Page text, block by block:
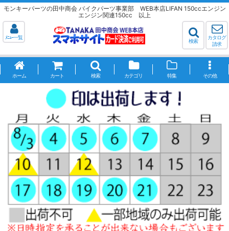
モンキーパーツの田中商会 バイクパーツ事業部 WEB本店LIFAN 150ccエンジン
エンジン関連150cc 以上
ﾒﾆｭｰ一覧
検索
カタログ
請求
ホーム カート 検索 カテゴリ 特集 その他